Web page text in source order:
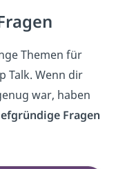
Themen für
Talk. Wenn dir
war, haben
Fragen